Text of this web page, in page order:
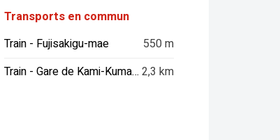
Transports en commun
Train - Fujisakigu-mae
550 m
Train - Gare de Kami-Kumamoto 2,3 km